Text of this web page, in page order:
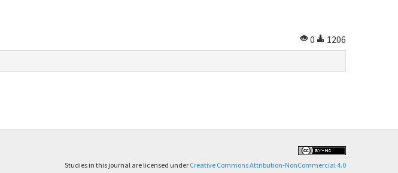
0
1206
Studies in this journal are licensed under Creative Commons Attribution-NonCommercial 4.0